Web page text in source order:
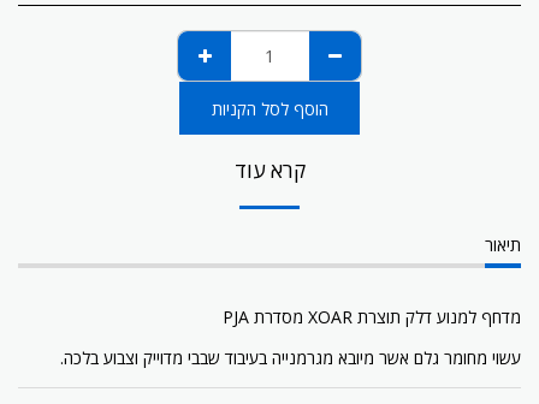
הוסף לסל הקניות
קרא עוד
תיאור
מדחף למנוע דלק תוצרת XOAR מסדרת PJA
עשוי מחומר גלם אשר מיובא מגרמנייה בעיבוד שבבי מדוייק וצבוע בלכה.